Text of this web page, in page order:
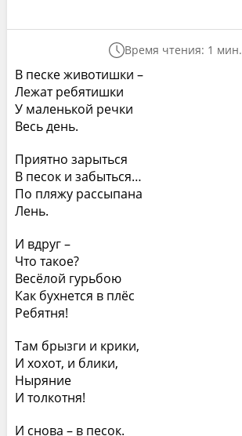
Время чтения: 1 мин.
В песке животишки –
Лежат ребятишки
У маленькой речки
Весь день.
Приятно зарыться
В песок и забыться…
По пляжу рассыпана
Лень.
И вдруг –
Что такое?
Весёлой гурьбою
Как бухнется в плёс
Ребятня!
Там брызги и крики,
И хохот, и блики,
Ныряние
И толкотня!
И снова – в песок.